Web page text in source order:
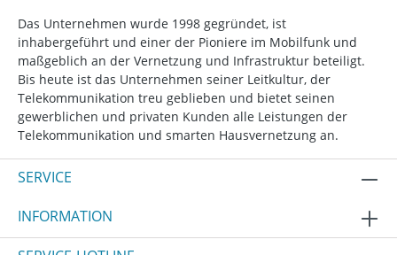
Das Unternehmen wurde 1998 gegründet, ist
inhabergeführt und einer der Pioniere im Mobilfunk und
maßgeblich an der Vernetzung und Infrastruktur beteiligt.
Bis heute ist das Unternehmen seiner Leitkultur, der
Telekommunikation treu geblieben und bietet seinen
gewerblichen und privaten Kunden alle Leistungen der
Telekommunikation und smarten Hausvernetzung an.
SERVICE
INFORMATION